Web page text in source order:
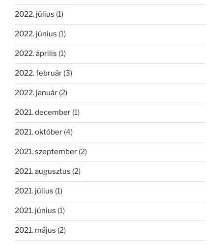
2022. július (1)
2022. június (1)
2022. április (1)
2022. február (3)
2022. január (2)
2021. december (1)
2021. október (4)
2021. szeptember (2)
2021. augusztus (2)
2021. július (1)
2021. június (1)
2021. május (2)